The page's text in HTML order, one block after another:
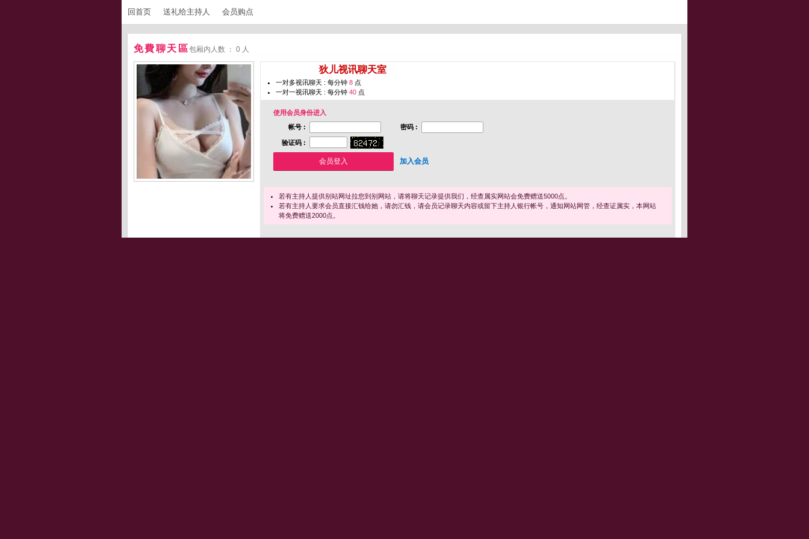
回首页 送礼给主持人 会员购点
免費聊天區包厢内人数 ： 0 人
狄儿视讯聊天室
一对多视讯聊天 : 每分钟 8 点
一对一视讯聊天 : 每分钟 40 点
使用会员身份进入
帐号 :
密码 :
验证码 :
加入会员
若有主持人提供别站网址拉您到别网站，请将聊天记录提供我们，经查属实网站会免费赠送5000点。
若有主持人要求会员直接汇钱给她，请勿汇钱，请会员记录聊天内容或留下主持人银行帐号，通知网站网管，经查证属实，本网站
将免费赠送2000点。